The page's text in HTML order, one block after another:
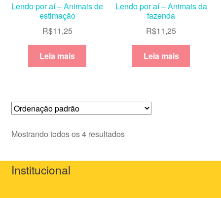
Lendo por aí – Animais de
estimação
R$11,25
Leia mais
Lendo por aí – Animais da
fazenda
R$11,25
Leia mais
Mostrando todos os 4 resultados
Institucional